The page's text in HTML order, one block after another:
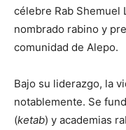
célebre Rab Shemuel
nombrado rabino y
comunidad de Alepo.
Bajo su liderazgo, la
notablemente. Se
(ketab) y academias